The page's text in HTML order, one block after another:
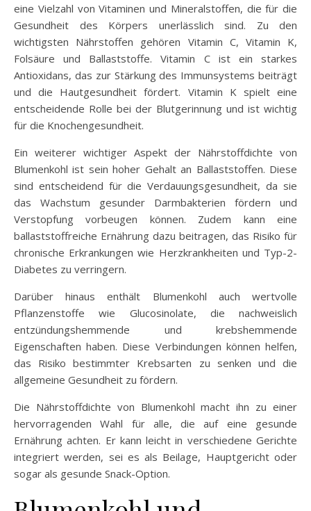
eine Vielzahl von Vitaminen und Mineralstoffen, die für die
Gesundheit des Körpers unerlässlich sind. Zu den
wichtigsten Nährstoffen gehören Vitamin C, Vitamin K,
Folsäure und Ballaststoffe. Vitamin C ist ein starkes
Antioxidans, das zur Stärkung des Immunsystems beiträgt
und die Hautgesundheit fördert. Vitamin K spielt eine
entscheidende Rolle bei der Blutgerinnung und ist wichtig
für die Knochengesundheit.
Ein weiterer wichtiger Aspekt der Nährstoffdichte von
Blumenkohl ist sein hoher Gehalt an Ballaststoffen. Diese
sind entscheidend für die Verdauungsgesundheit, da sie
das Wachstum gesunder Darmbakterien fördern und
Verstopfung vorbeugen können. Zudem kann eine
ballaststoffreiche Ernährung dazu beitragen, das Risiko für
chronische Erkrankungen wie Herzkrankheiten und Typ-2-
Diabetes zu verringern.
Darüber hinaus enthält Blumenkohl auch wertvolle
Pflanzenstoffe wie Glucosinolate, die nachweislich
entzündungshemmende und krebshemmende
Eigenschaften haben. Diese Verbindungen können helfen,
das Risiko bestimmter Krebsarten zu senken und die
allgemeine Gesundheit zu fördern.
Die Nährstoffdichte von Blumenkohl macht ihn zu einer
hervorragenden Wahl für alle, die auf eine gesunde
Ernährung achten. Er kann leicht in verschiedene Gerichte
integriert werden, sei es als Beilage, Hauptgericht oder
sogar als gesunde Snack-Option.